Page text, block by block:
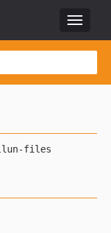
Toggle